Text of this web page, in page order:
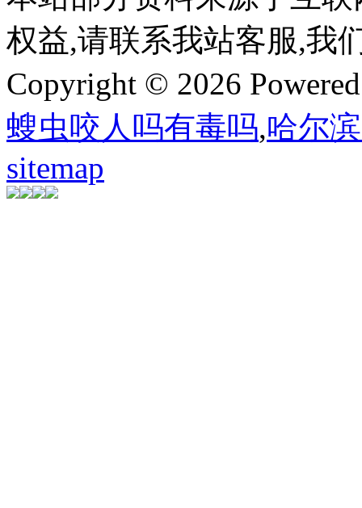
权益,请联系我站客服,我
Copyright © 2026
螋虫咬人吗有毒吗,哈尔
sitemap